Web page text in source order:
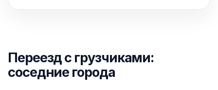
Переезд с грузчиками:
соседние города